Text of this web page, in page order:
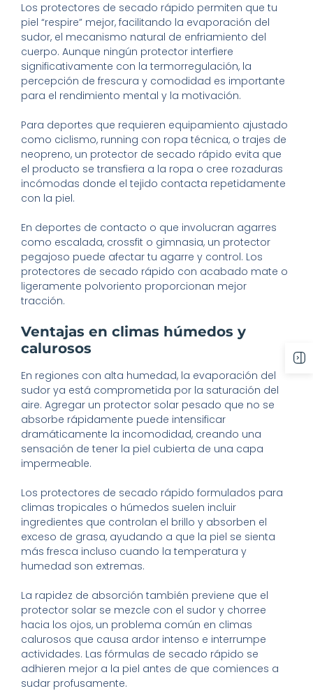
Los protectores de secado rápido permiten que tu
piel “respire” mejor, facilitando la evaporación del
sudor, el mecanismo natural de enfriamiento del
cuerpo. Aunque ningún protector interfiere
significativamente con la termorregulación, la
percepción de frescura y comodidad es importante
para el rendimiento mental y la motivación.
Para deportes que requieren equipamiento ajustado
como ciclismo, running con ropa técnica, o trajes de
neopreno, un protector de secado rápido evita que
el producto se transfiera a la ropa o cree rozaduras
incómodas donde el tejido contacta repetidamente
con la piel.
En deportes de contacto o que involucran agarres
como escalada, crossfit o gimnasia, un protector
pegajoso puede afectar tu agarre y control. Los
protectores de secado rápido con acabado mate o
ligeramente polvoriento proporcionan mejor
tracción.
Ventajas en climas húmedos y
calurosos
En regiones con alta humedad, la evaporación del
sudor ya está comprometida por la saturación del
aire. Agregar un protector solar pesado que no se
absorbe rápidamente puede intensificar
dramáticamente la incomodidad, creando una
sensación de tener la piel cubierta de una capa
impermeable.
Los protectores de secado rápido formulados para
climas tropicales o húmedos suelen incluir
ingredientes que controlan el brillo y absorben el
exceso de grasa, ayudando a que la piel se sienta
más fresca incluso cuando la temperatura y
humedad son extremas.
La rapidez de absorción también previene que el
protector solar se mezcle con el sudor y chorree
hacia los ojos, un problema común en climas
calurosos que causa ardor intenso e interrumpe
actividades. Las fórmulas de secado rápido se
adhieren mejor a la piel antes de que comiences a
sudar profusamente.